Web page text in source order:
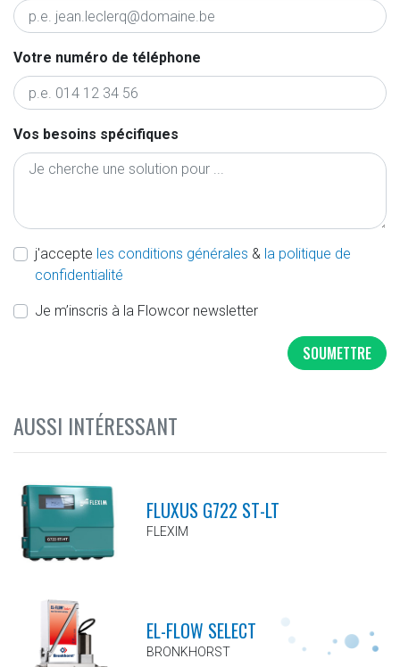
Votre numéro de téléphone
Vos besoins spécifiques
j'accepte les conditions générales & la politique de
confidentialité
Je m’inscris à la Flowcor newsletter
SOUMETTRE
AUSSI INTÉRESSANT
FLUXUS G722 ST-LT
FLEXIM
EL-FLOW SELECT
BRONKHORST